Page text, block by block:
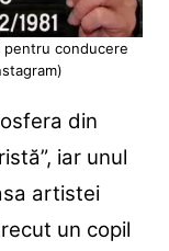
pentru conducere
din
iar unul
artistei
un copil